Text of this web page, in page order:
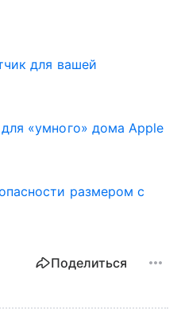
для вашей
«умного» дома Apple
размером с
Поделиться